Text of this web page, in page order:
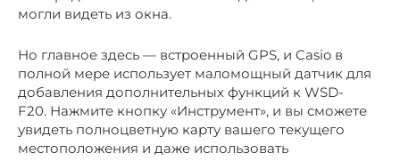
могли видеть из окна.
Но главное здесь — встроенный GPS, и Casio в
полной мере использует маломощный датчик для
добавления дополнительных функций к WSD-
F20. Нажмите кнопку «Инструмент», и вы сможете
увидеть полноцветную карту вашего текущего
местоположения и даже использовать